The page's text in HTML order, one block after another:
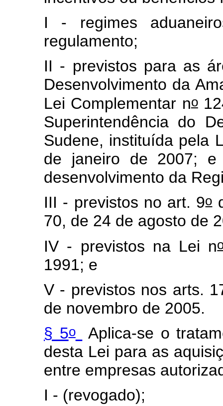
I - regimes
regulamento;
II - previstos para as
Desenvolvimento da
Lei Complementar no
Superintendência do
Sudene, instituída pela
de janeiro de 2007;
desenvolvimento da
III - previstos no art. 9o
70, de 24 de agosto de
IV - previstos na Lei n
1991; e
V - previstos nos arts.
de novembro de 2005.
§ 5o
Aplica-se o
desta Lei para as
entre empresas
I - (revogado);